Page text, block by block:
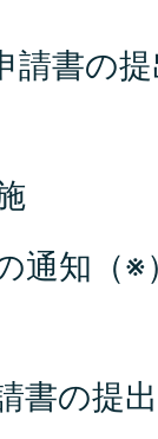
請書の
通知（
書の提出